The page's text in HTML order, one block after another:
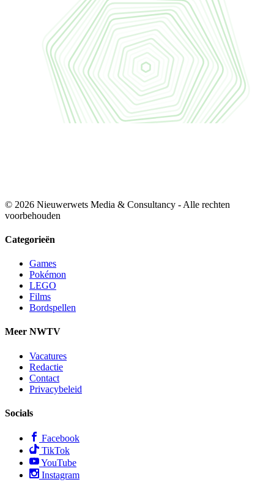
© 2026 Nieuwerwets Media & Consultancy - Alle rechten
voorbehouden
Categorieën
Games
Pokémon
LEGO
Films
Bordspellen
Meer NWTV
Vacatures
Redactie
Contact
Privacybeleid
Socials
Facebook
TikTok
YouTube
Instagram